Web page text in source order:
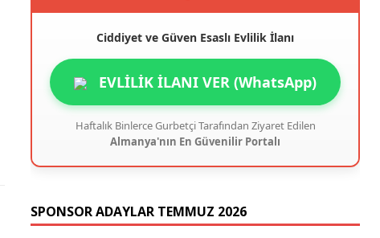
Ciddiyet ve Güven Esaslı Evlilik İlanı
EVLİLİK İLANI VER (WhatsApp)
Haftalık Binlerce Gurbetçi Tarafından Ziyaret Edilen
Almanya'nın En Güvenilir Portalı
SPONSOR ADAYLAR TEMMUZ 2026